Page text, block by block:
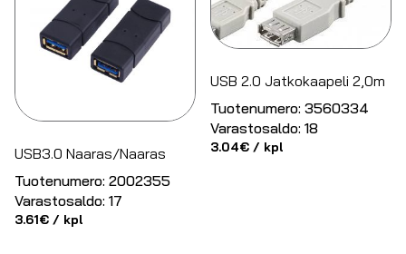
USB3.0 Naaras/Naaras
Tuotenumero: 2002355
Varastosaldo: 17
3.61€ / kpl
USB 2.0 Jatkokaapeli 2,0m
Tuotenumero: 3560334
Varastosaldo: 18
3.04€ / kpl